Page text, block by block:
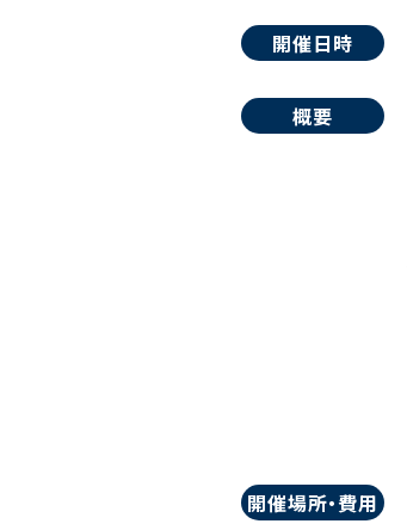
開催日時
概要
開催場所・費用